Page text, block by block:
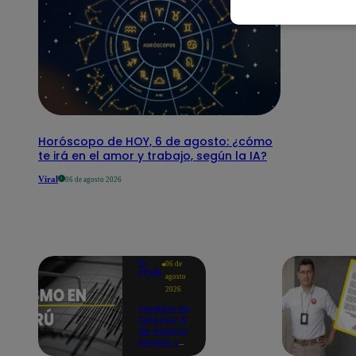
Horóscopo de HOY, 6 de agosto: ¿cómo
te irá en el amor y trabajo, según la IA?
Viral 06 de agosto 2026
Te
ayudo
06 de
agosto
2026
Temblor en
Perú hoy, 6
de agosto:
horario y